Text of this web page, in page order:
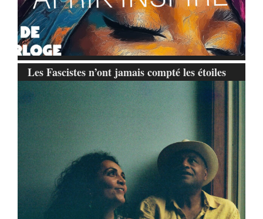
Les Fascistes n’ont jamais compté les étoiles